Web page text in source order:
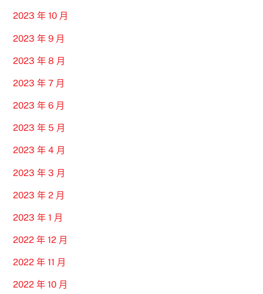
2023 年 10 月
2023 年 9 月
2023 年 8 月
2023 年 7 月
2023 年 6 月
2023 年 5 月
2023 年 4 月
2023 年 3 月
2023 年 2 月
2023 年 1 月
2022 年 12 月
2022 年 11 月
2022 年 10 月